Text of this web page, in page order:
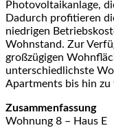
Photovoltaikanlage,
Dadurch profitieren
niedrigen
Wohnstand. Zur
großzügigen
unterschiedlichste
Apartments bis hin
Zusammenfassung
Wohnung 8 – Haus E